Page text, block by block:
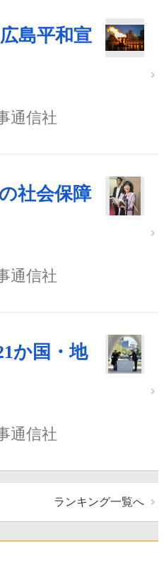
島平和宣
通信社
社会保障
通信社
か国・地
通信社
ランキング一覧へ